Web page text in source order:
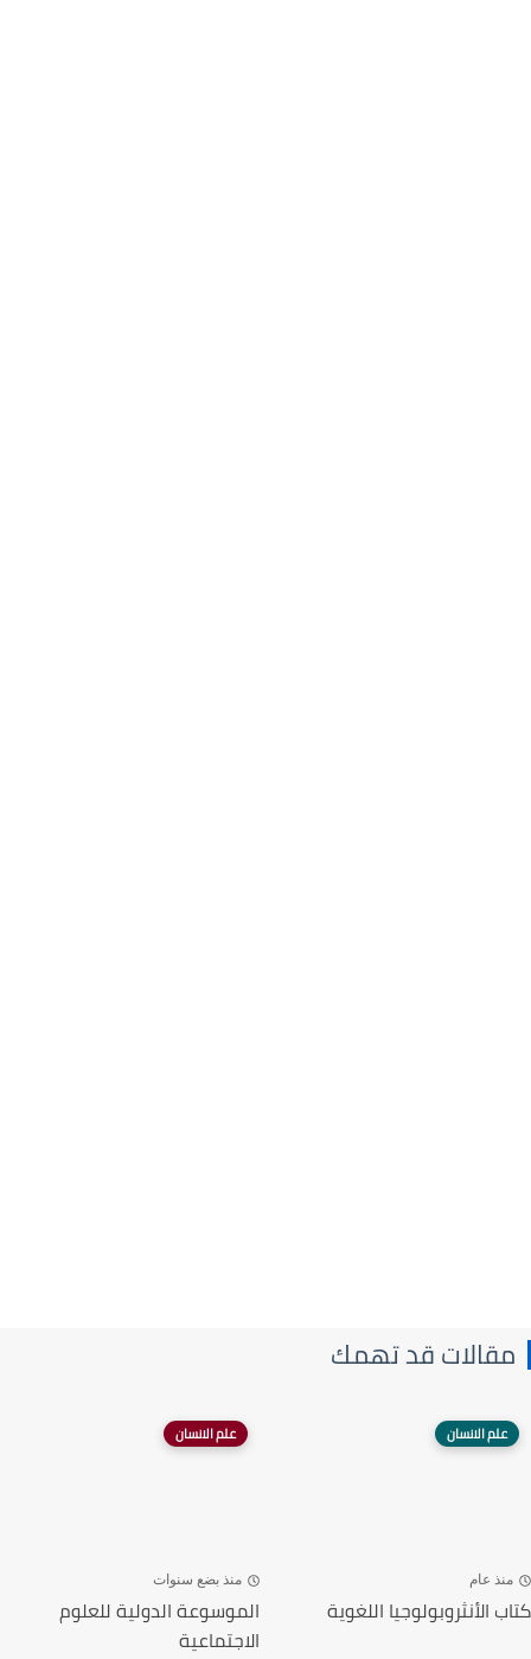
مقالات قد تهمك
علم الانسان
منذ عام
كتاب الأنثروبولوجيا اللغوية
علم الانسان
منذ بضع سنوات
الموسوعة الدولية للعلوم
الاجتماعية